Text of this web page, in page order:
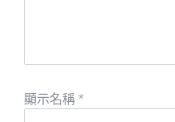
顯示名稱 *